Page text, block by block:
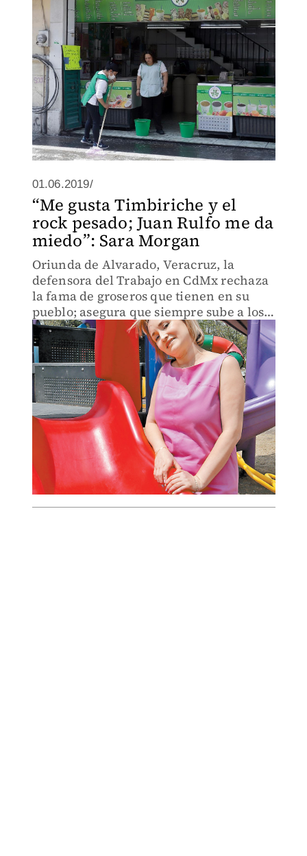
01.06.2019/
“Me gusta Timbiriche y el
rock pesado; Juan Rulfo me da
miedo”: Sara Morgan
Oriunda de Alvarado, Veracruz, la
defensora del Trabajo en CdMx rechaza
la fama de groseros que tienen en su
pueblo; asegura que siempre sube a los
aviones con un rosario, y reconoce que
el término fifí puede tener una
connotación peyorativa.